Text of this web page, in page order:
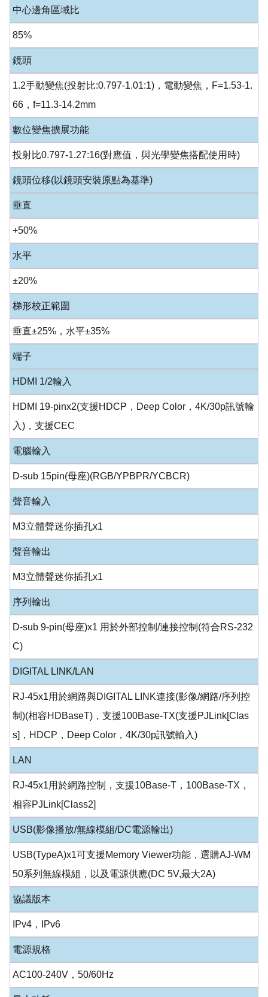
中心邊角區域比
85%
鏡頭
1.2手動變焦(投射比:0.797-1.01:1)，電動變焦，F=1.53-1.
66，f=11.3-14.2mm
數位變焦擴展功能
投射比0.797-1.27:16(對應值，與光學變焦搭配使用時)
鏡頭位移(以鏡頭安裝原點為基準)
垂直
+50%
水平
±20%
梯形校正範圍
垂直±25%，水平±35%
端子
HDMI 1/2輸入
HDMI 19-pinx2(支援HDCP，Deep Color，4K/30p訊號輸
入)，支援CEC
電腦輸入
D-sub 15pin(母座)(RGB/YPBPR/YCBCR)
聲音輸入
M3立體聲迷你插孔x1
聲音輸出
M3立體聲迷你插孔x1
序列輸出
D-sub 9-pin(母座)x1 用於外部控制/連接控制(符合RS-232
C)
DIGITAL LINK/LAN
RJ-45x1用於網路與DIGITAL LINK連接(影像/網路/序列控
制)(相容HDBaseT)，支援100Base-TX(支援PJLink[Clas
s]，HDCP，Deep Color，4K/30p訊號輸入)
LAN
RJ-45x1用於網路控制，支援10Base-T，100Base-TX，
相容PJLink[Class2]
USB(影像播放/無線模組/DC電源輸出)
USB(TypeA)x1可支援Memory Viewer功能，選購AJ-WM
50系列無線模組，以及電源供應(DC 5V,最大2A)
協議版本
IPv4，IPv6
電源規格
AC100-240V，50/60Hz